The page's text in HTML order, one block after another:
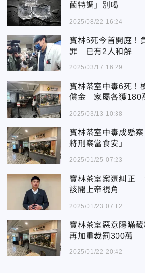
菌特調」別喝
2025/08/22 16:24
寶林6死今首開庭！
罪 已有2人和解
2025/03/17 16:29
寶林茶室中毒6死！
償金 家屬各獲180
2025/03/13 10:38
寶林茶室中毒成懸
將刑案當食安」
2025/01/25 07:23
寶林茶室案遭糾正
該開上帝視角
2025/01/23 07:12
寶林茶室惡意隱瞞
再加重裁罰300萬
2025/01/22 20:42